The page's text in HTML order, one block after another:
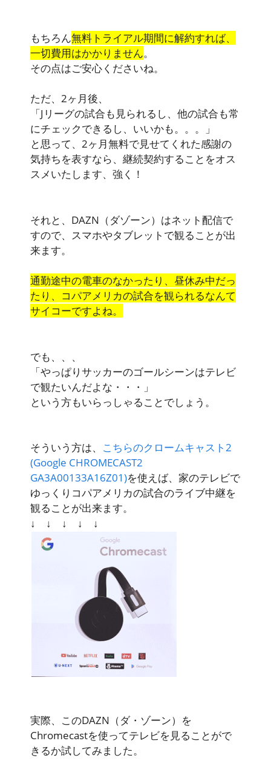
もちろん無料トライアル期間に解約すれば、
一切費用はかかりません。
その点はご安心くださいね。
ただ、2ヶ月後、
「Jリーグの試合も見られるし、他の試合も常
にチェックできるし、いいかも。。。」
と思って、2ヶ月無料で見せてくれた感謝の
気持ちを表すなら、継続契約することをオス
スメいたします、強く！
それと、DAZN（ダゾーン）はネット配信で
すので、スマホやタブレットで観ることが出
来ます。
通勤途中の電車のなかったり、昼休み中だっ
たり、コパアメリカの試合を観られるなんて
サイコーですよね。
でも、、、
「やっぱりサッカーのゴールシーンはテレビ
で観たいんだよな・・・」
という方もいらっしゃることでしょう。
そういう方は、 こちらのクロームキャスト2
(Google CHROMECAST2
GA3A00133A16Z01)を使えば、家のテレビで
ゆっくりコパアメリカの試合のライブ中継を
観ることが出来ます。
↓ ↓ ↓ ↓ ↓
実際、このDAZN（ダ・ゾーン）を
Chromecastを使ってテレビを見ることがで
きるか試してみました。